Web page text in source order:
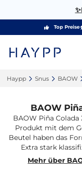
Top Preise
Haypp‎ Snus‎ BAOW‎
BAOW
BAOW Piña
Produkt mit dem
Beutel haben das
Extra stark
Mehr über